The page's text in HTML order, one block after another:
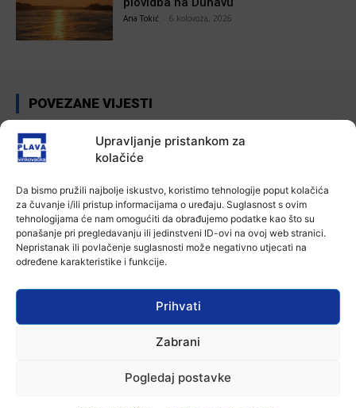
Upravljanje pristankom za
kolačiće
Da bismo pružili najbolje iskustvo, koristimo tehnologije poput kolačića
za čuvanje i/ili pristup informacijama o uređaju. Suglasnost s ovim
tehnologijama će nam omogućiti da obrađujemo podatke kao što su
ponašanje pri pregledavanju ili jedinstveni ID-ovi na ovoj web stranici.
Nepristanak ili povlačenje suglasnosti može negativno utjecati na
određene karakteristike i funkcije.
Prihvati
Zabrani
Pogledaj postavke
Ana Tokić 6 kolovoza, 2026
POVEZANE VIJESTI
Autoklub Vinkovci u rujnu će obilježiti
stotu godišnjicu djelovanja
Aktualno
Za dva tjedna započinje još jedna
Divlja liga
7 kolovoza, 2026
Aktualno
U Županji održana Ljetna škola magije
7 kolovoza, 2026